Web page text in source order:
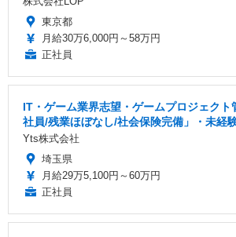
東京都
月給30万6,000円～58万円
正社員
IT・ゲーム業界志望・ゲームプロジェクト
社員/残業ほぼなし/社会保険完備」・未経
Yts株式会社
埼玉県
月給29万5,100円～60万円
正社員